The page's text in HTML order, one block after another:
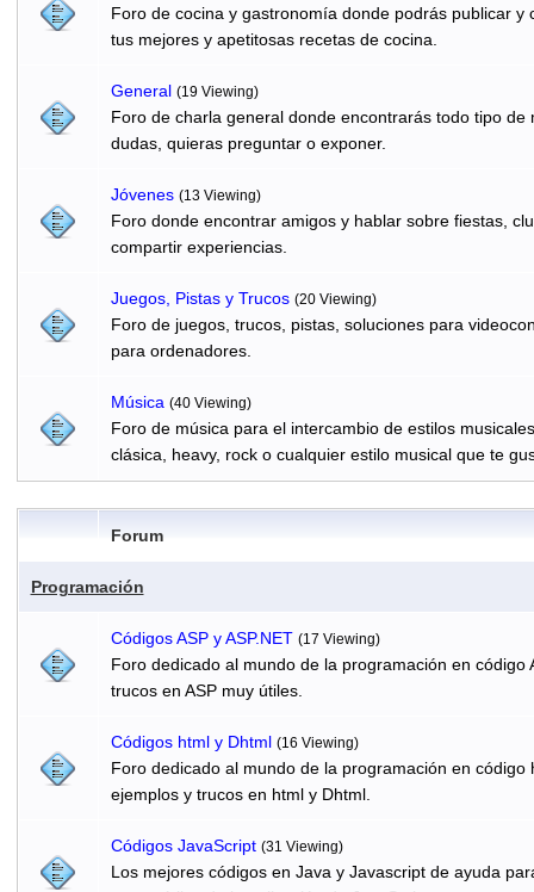
Foro de cocina y gastronomía donde podrás publicar y
tus mejores y apetitosas recetas de cocina.
General (19 Viewing)
Foro de charla general donde encontrarás todo tipo
dudas, quieras preguntar o exponer.
Jóvenes (13 Viewing)
Foro donde encontrar amigos y hablar sobre fiestas,
compartir experiencias.
Juegos, Pistas y Trucos (20 Viewing)
Foro de juegos, trucos, pistas, soluciones para
para ordenadores.
Música (40 Viewing)
Foro de música para el intercambio de estilos
clásica, heavy, rock o cualquier estilo musical que te
Forum
Programación
Códigos ASP y ASP.NET (17 Viewing)
Foro dedicado al mundo de la programación en código
trucos en ASP muy útiles.
Códigos html y Dhtml (16 Viewing)
Foro dedicado al mundo de la programación en
ejemplos y trucos en html y Dhtml.
Códigos JavaScript (31 Viewing)
Los mejores códigos en Java y Javascript de ayuda